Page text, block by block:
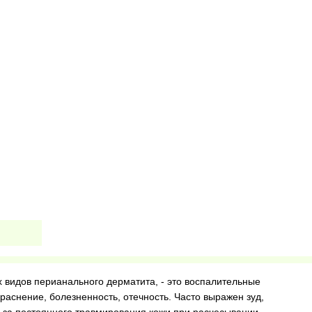
перианального дерматита, - это воспалительные
болезненность, отечность. Часто выражен зуд,